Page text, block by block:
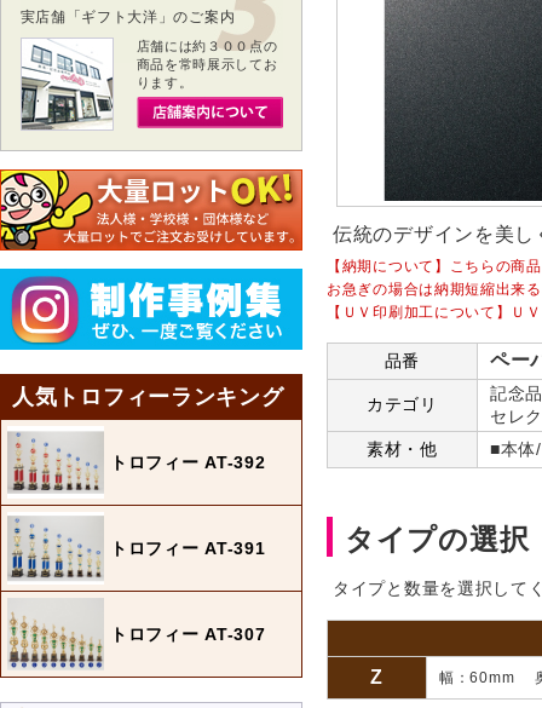
伝統のデザインを美
【納期について】こちらの商
お急ぎの場合は納期短縮出来
【ＵＶ印刷加工について】Ｕ
品番 ペー
カテゴリ
記念
セレ
素材・他
■本体
タイプの選択
タイプと数量を選択して
Z 幅：60mm
実店舗「ギフト大洋」のご案内
店舗には約３００点の
商品を常時展示してお
ります。
人気トロフィーランキング
トロフィー AT-392
トロフィー AT-391
トロフィー AT-307